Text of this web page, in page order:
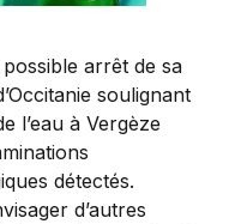
arrêt de sa
soulignant
l’eau à Vergèze
détectés.
d’autres